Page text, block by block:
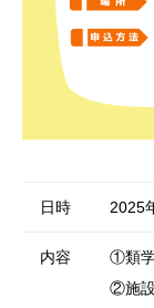
日時 2025
内容
①類学
②施